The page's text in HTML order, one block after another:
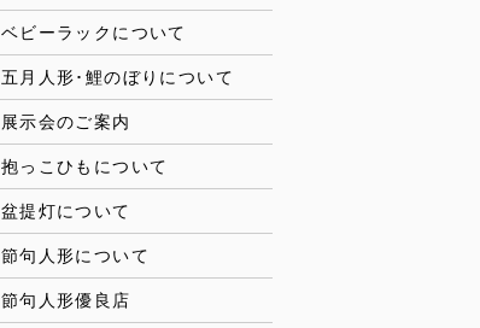
ベビーラックについて
五月人形･鯉のぼりについて
展示会のご案内
抱っこひもについて
盆提灯について
節句人形について
節句人形優良店